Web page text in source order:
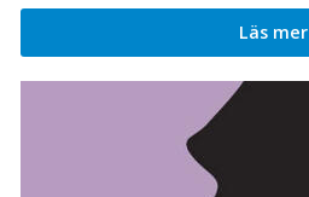
Läs mer